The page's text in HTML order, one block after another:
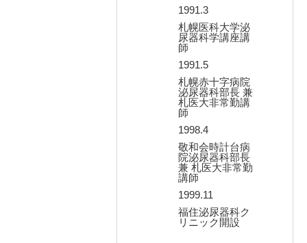
1991.3
札幌医科大学泌
尿器科学講座講
師
1991.5
札幌赤十字病院
泌尿器科部長 兼
札医大非常勤講
師
1998.4
敬和会時計台病
院泌尿器科部長
兼 札医大非常勤
講師
1999.11
福住泌尿器科ク
リニック開設